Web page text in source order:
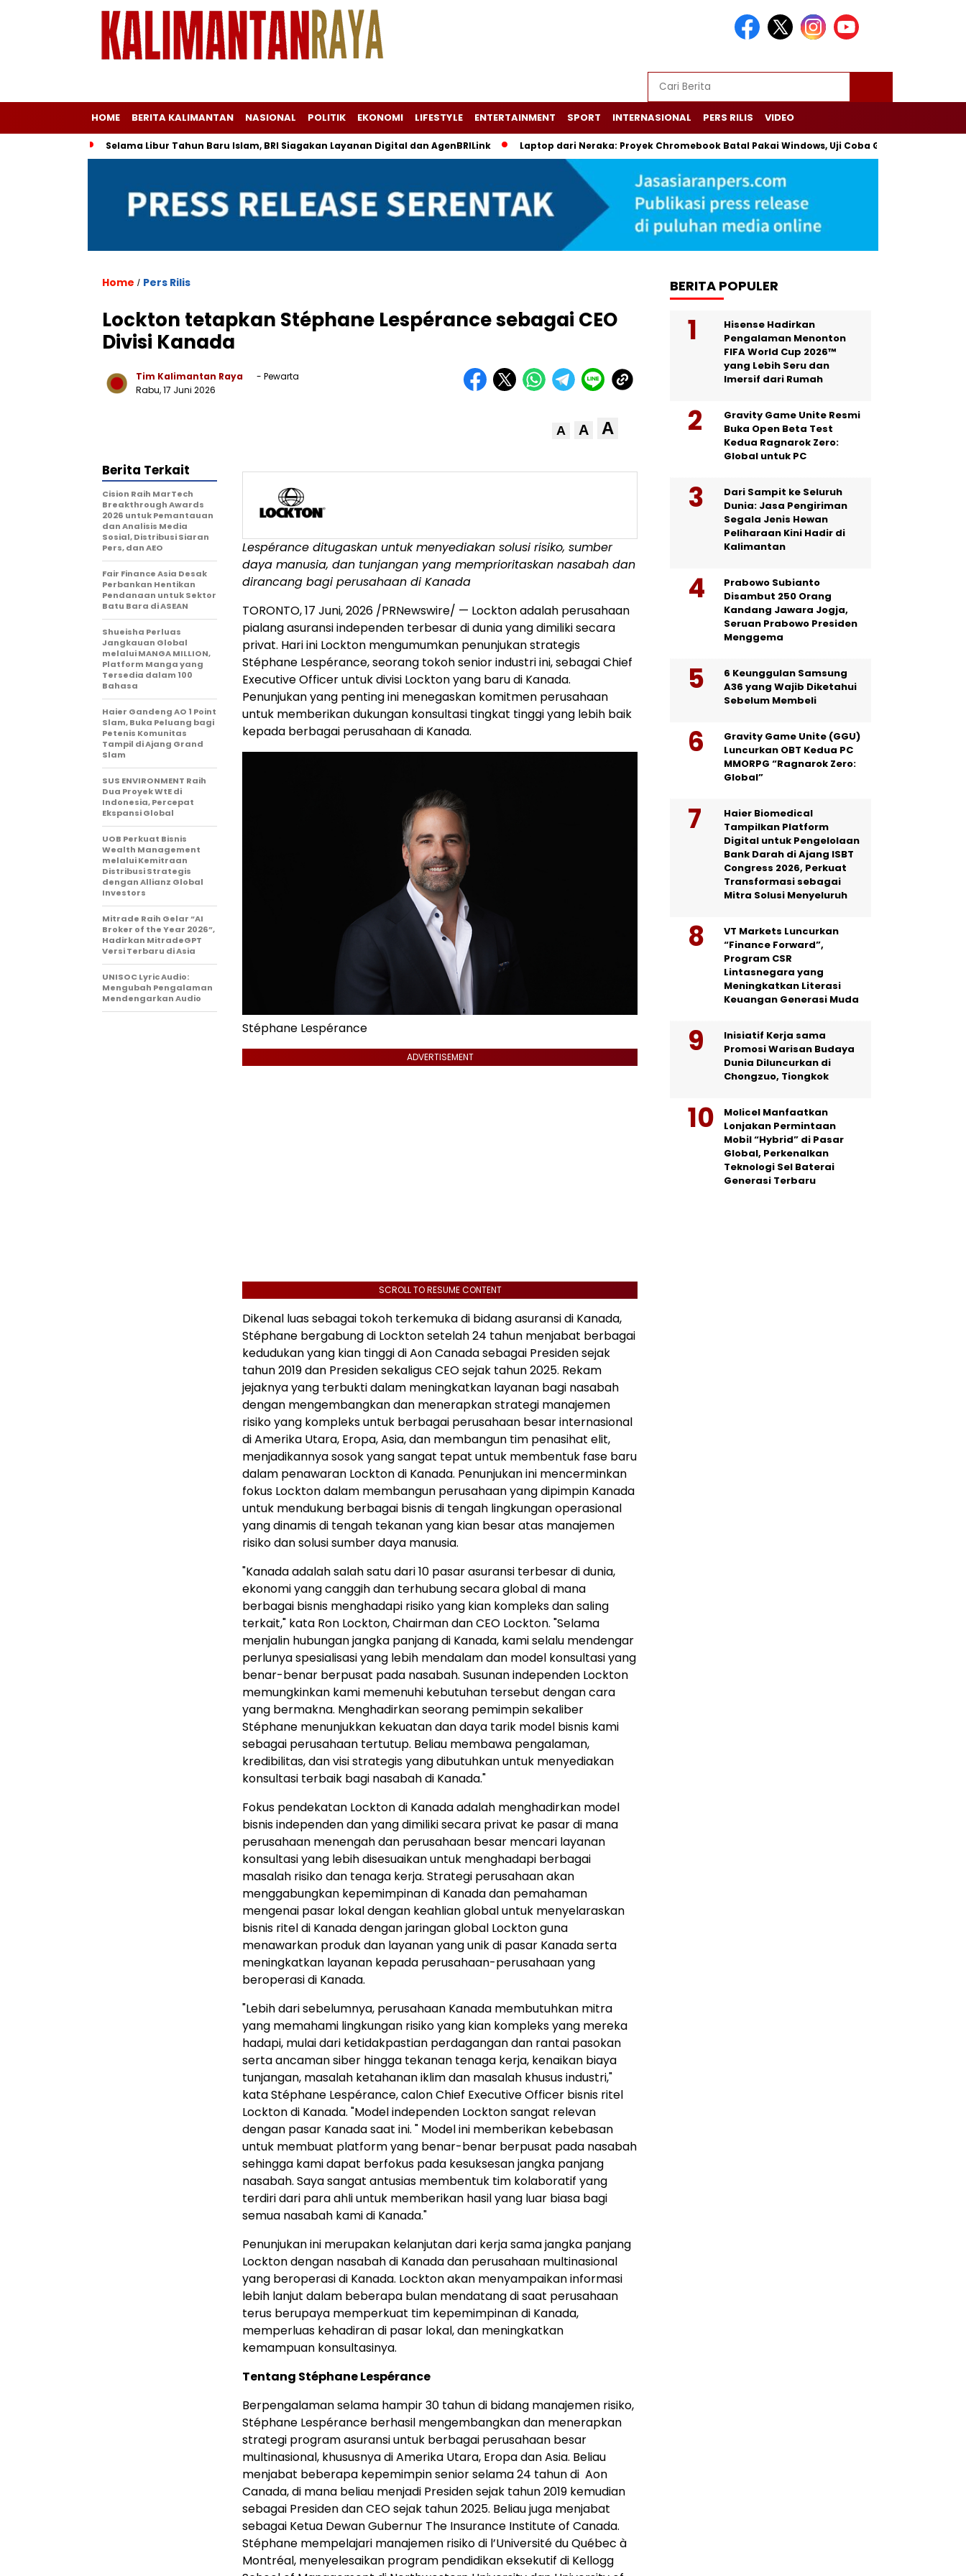
HOME BERITA KALIMANTAN NASIONAL POLITIK EKONOMI LIFESTYLE ENTERTAINMENT SPORT INTERNASIONAL PERS RILIS VIDEO
Selama Libur Tahun Baru Islam, BRI Siagakan Layanan Digital dan AgenBRILink Laptop dari Neraka: Proyek Chromebook Batal Pakai Windows, Uji Coba Gagal tapi Tetap
Home / Pers Rilis
Lockton tetapkan Stéphane Lespérance sebagai CEO
Divisi Kanada
Tim Kalimantan Raya
- Pewarta
Rabu, 17 Juni 2026
A A A
Lespérance ditugaskan untuk menyediakan solusi risiko, sumber
daya manusia, dan tunjangan yang memprioritaskan nasabah dan
dirancang bagi perusahaan di Kanada
TORONTO,17 Juni, 2026 /PRNewswire/ — Lockton adalah perusahaan
pialang asuransi independen terbesar di dunia yang dimiliki secara
privat. Hari ini Lockton mengumumkan penunjukan strategis
Stéphane Lespérance, seorang tokoh senior industri ini, sebagai Chief
Executive Officer untuk divisi Lockton yang baru di Kanada.
Penunjukan yang penting ini menegaskan komitmen perusahaan
untuk memberikan dukungan konsultasi tingkat tinggi yang lebih baik
kepada berbagai perusahaan di Kanada.
Stéphane Lespérance
ADVERTISEMENT
SCROLL TO RESUME CONTENT
Dikenal luas sebagai tokoh terkemuka di bidang asuransi di Kanada,
Stéphane bergabung di Lockton setelah 24 tahun menjabat berbagai
kedudukan yang kian tinggi di Aon Canada sebagai Presiden sejak
tahun 2019 dan Presiden sekaligus CEO sejak tahun 2025. Rekam
jejaknya yang terbukti dalam meningkatkan layanan bagi nasabah
dengan mengembangkan dan menerapkan strategi manajemen
risiko yang kompleks untuk berbagai perusahaan besar internasional
di Amerika Utara, Eropa, Asia, dan membangun tim penasihat elit,
menjadikannya sosok yang sangat tepat untuk membentuk fase baru
dalam penawaran Lockton di Kanada. Penunjukan ini mencerminkan
fokus Lockton dalam membangun perusahaan yang dipimpin Kanada
untuk mendukung berbagai bisnis di tengah lingkungan operasional
yang dinamis di tengah tekanan yang kian besar atas manajemen
risiko dan solusi sumber daya manusia.
"Kanada adalah salah satu dari 10 pasar asuransi terbesar di dunia,
ekonomi yang canggih dan terhubung secara global di mana
berbagai bisnis menghadapi risiko yang kian kompleks dan saling
terkait," kata Ron Lockton, Chairman dan CEO Lockton. "Selama
menjalin hubungan jangka panjang di Kanada, kami selalu mendengar
perlunya spesialisasi yang lebih mendalam dan model konsultasi yang
benar-benar berpusat pada nasabah. Susunan independen Lockton
memungkinkan kami memenuhi kebutuhan tersebut dengan cara
yang bermakna. Menghadirkan seorang pemimpin sekaliber
Stéphane menunjukkan kekuatan dan daya tarik model bisnis kami
sebagai perusahaan tertutup. Beliau membawa pengalaman,
kredibilitas, dan visi strategis yang dibutuhkan untuk menyediakan
konsultasi terbaik bagi nasabah di Kanada."
Fokus pendekatan Lockton di Kanada adalah menghadirkan model
bisnis independen dan yang dimiliki secara privat ke pasar di mana
perusahaan menengah dan perusahaan besar mencari layanan
konsultasi yang lebih disesuaikan untuk menghadapi berbagai
masalah risiko dan tenaga kerja. Strategi perusahaan akan
menggabungkan kepemimpinan di Kanada dan pemahaman
mengenai pasar lokal dengan keahlian global untuk menyelaraskan
bisnis ritel di Kanada dengan jaringan global Lockton guna
menawarkan produk dan layanan yang unik di pasar Kanada serta
meningkatkan layanan kepada perusahaan-perusahaan yang
beroperasi di Kanada.
"Lebih dari sebelumnya, perusahaan Kanada membutuhkan mitra
yang memahami lingkungan risiko yang kian kompleks yang mereka
hadapi, mulai dari ketidakpastian perdagangan dan rantai pasokan
serta ancaman siber hingga tekanan tenaga kerja, kenaikan biaya
tunjangan, masalah ketahanan iklim dan masalah khusus industri,"
kata Stéphane Lespérance, calon Chief Executive Officer bisnis ritel
Lockton di Kanada. "Model independen Lockton sangat relevan
dengan pasar Kanada saat ini. " Model ini memberikan kebebasan
untuk membuat platform yang benar-benar berpusat pada nasabah
sehingga kami dapat berfokus pada kesuksesan jangka panjang
nasabah. Saya sangat antusias membentuk tim kolaboratif yang
terdiri dari para ahli untuk memberikan hasil yang luar biasa bagi
semua nasabah kami di Kanada."
Penunjukan ini merupakan kelanjutan dari kerja sama jangka panjang
Lockton dengan nasabah di Kanada dan perusahaan multinasional
yang beroperasi di Kanada. Lockton akan menyampaikan informasi
lebih lanjut dalam beberapa bulan mendatang di saat perusahaan
terus berupaya memperkuat tim kepemimpinan di Kanada,
memperluas kehadiran di pasar lokal, dan meningkatkan
kemampuan konsultasinya.
Tentang Stéphane Lespérance
Berpengalaman selama hampir 30 tahun di bidang manajemen risiko,
Stéphane Lespérance berhasil mengembangkan dan menerapkan
strategi program asuransi untuk berbagai perusahaan besar
multinasional, khususnya di Amerika Utara, Eropa dan Asia. Beliau
menjabat beberapa kepemimpin senior selama 24 tahun di Aon
Canada, di mana beliau menjadi Presiden sejak tahun 2019 kemudian
sebagai Presiden dan CEO sejak tahun 2025. Beliau juga menjabat
sebagai Ketua Dewan Gubernur The Insurance Institute of Canada.
Stéphane mempelajari manajemen risiko di l’Université du Québec à
Montréal, menyelesaikan program pendidikan eksekutif di Kellogg
Berita Terkait
Cision Raih MarTech
Breakthrough Awards
2026 untuk Pemantauan
dan Analisis Media
Sosial, Distribusi Siaran
Pers, dan AEO
Fair Finance Asia Desak
Perbankan Hentikan
Pendanaan untuk Sektor
Batu Bara di ASEAN
Shueisha Perluas
Jangkauan Global
melalui MANGA MILLION,
Platform Manga yang
Tersedia dalam 100
Bahasa
Haier Gandeng AO 1 Point
Slam, Buka Peluang bagi
Petenis Komunitas
Tampil di Ajang Grand
Slam
SUS ENVIRONMENT Raih
Dua Proyek WtE di
Indonesia, Percepat
Ekspansi Global
UOB Perkuat Bisnis
Wealth Management
melalui Kemitraan
Distribusi Strategis
dengan Allianz Global
Investors
Mitrade Raih Gelar “AI
Broker of the Year 2026”,
Hadirkan MitradeGPT
Versi Terbaru di Asia
UNISOC Lyric Audio:
Mengubah Pengalaman
Mendengarkan Audio
BERITA POPULER
Hisense Hadirkan
Pengalaman Menonton
FIFA World Cup 2026™
yang Lebih Seru dan
Imersif dari Rumah
Gravity Game Unite Resmi
Buka Open Beta Test
Kedua Ragnarok Zero:
Global untuk PC
Dari Sampit ke Seluruh
Dunia: Jasa Pengiriman
Segala Jenis Hewan
Peliharaan Kini Hadir di
Kalimantan
Prabowo Subianto
Disambut 250 Orang
Kandang Jawara Jogja,
Seruan Prabowo Presiden
Menggema
6 Keunggulan Samsung
A36 yang Wajib Diketahui
Sebelum Membeli
Gravity Game Unite (GGU)
Luncurkan OBT Kedua PC
MMORPG “Ragnarok Zero:
Global”
Haier Biomedical
Tampilkan Platform
Digital untuk Pengelolaan
Bank Darah di Ajang ISBT
Congress 2026, Perkuat
Transformasi sebagai
Mitra Solusi Menyeluruh
VT Markets Luncurkan
“Finance Forward”,
Program CSR
Lintasnegara yang
Meningkatkan Literasi
Keuangan Generasi Muda
Inisiatif Kerja sama
Promosi Warisan Budaya
Dunia Diluncurkan di
Chongzuo, Tiongkok
Molicel Manfaatkan
Lonjakan Permintaan
Mobil “Hybrid” di Pasar
Global, Perkenalkan
Teknologi Sel Baterai
Generasi Terbaru